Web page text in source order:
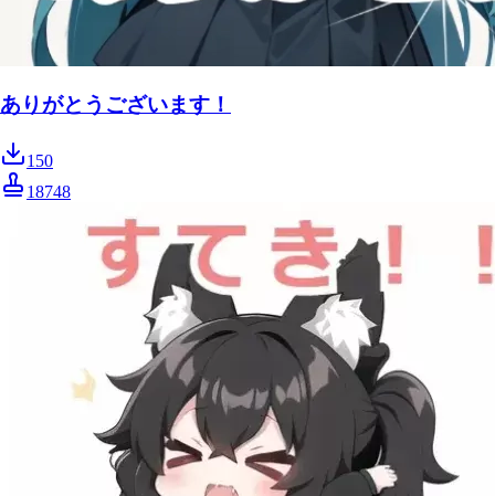
ありがとうございます！
150
18748